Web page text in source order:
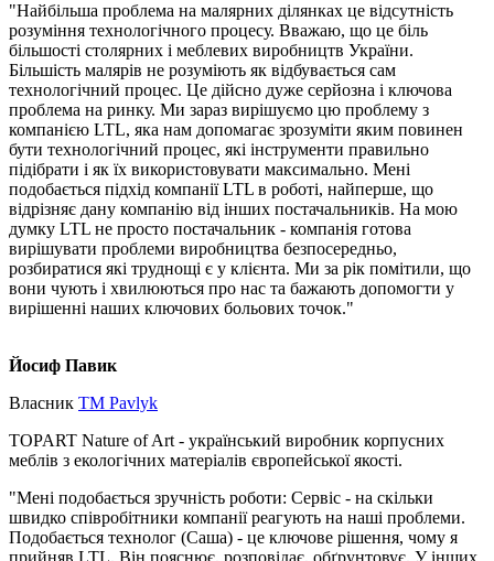
"Найбільша проблема на малярних ділянках це відсутність
розуміння технологічного процесу. Вважаю, що це біль
більшості столярних і меблевих виробництв України.
Більшість малярів не розуміють як відбувається сам
технологічний процес. Це дійсно дуже серйозна і ключова
проблема на ринку. Ми зараз вирішуємо цю проблему з
компанією LTL, яка нам допомагає зрозуміти яким повинен
бути технологічний процес, які інструменти правильно
підібрати і як їх використовувати максимально. Мені
подобається підхід компанії LTL в роботі, найперше, що
відрізняє дану компанію від інших постачальників. На мою
думку LTL не просто постачальник - компанія готова
вирішувати проблеми виробництва безпосередньо,
розбиратися які труднощі є у клієнта. Ми за рік помітили, що
вони чують і хвилюються про нас та бажають допомогти у
вирішенні наших ключових больових точок."
Йосиф Павик
Власник ТМ Pavlyk
TOPART Nature of Art - український виробник корпусних
меблів з екологічних матеріалів європейської якості.
"Мені подобається зручність роботи: Сервіс - на скільки
швидко співробітники компанії реагують на наші проблеми.
Подобається технолог (Саша) - це ключове рішення, чому я
прийняв LTL. Він пояснює, розповідає, обґрунтовує. У інших